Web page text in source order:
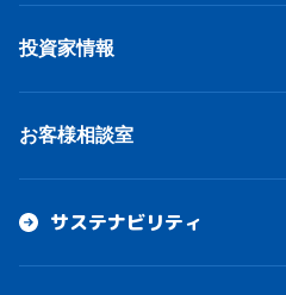
投資家情報
お客様相談室
サステナビリティ